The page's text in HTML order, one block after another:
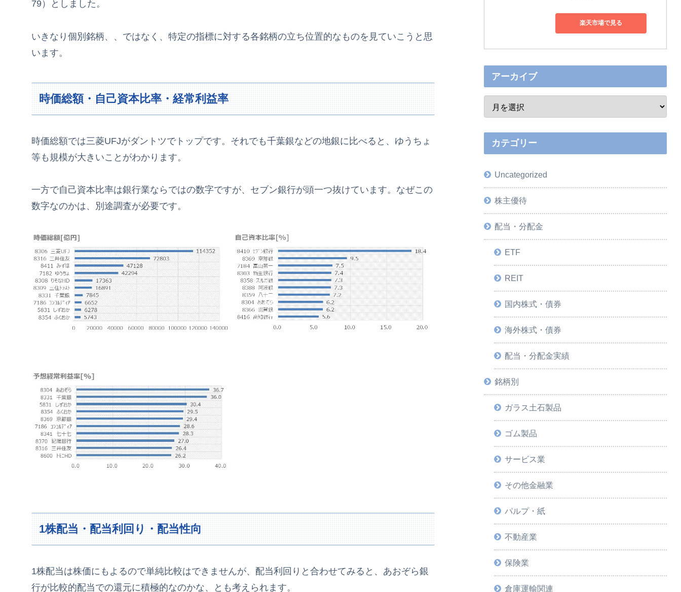
79）としました。
いきなり個別銘柄、、ではなく、特定の指標に対する各銘柄の立ち位置的なものを見ていこうと思
います。
時価総額・自己資本比率・経常利益率
時価総額では三菱UFJがダントツでトップです。それでも千葉銀などの地銀に比べると、ゆうちょ
等も規模が大きいことがわかります。
一方で自己資本比率は銀行業ならではの数字ですが、セブン銀行が頭一つ抜けています。なぜこの
数字なのかは、別途調査が必要です。
1株配当・配当利回り・配当性向
1株配当は株価にもよるので単純比較はできませんが、配当利回りと合わせてみると、あおぞら銀
行が比較的配当での還元に積極的なのかな、とも考えられます。
楽天市場で見る
アーカイブ
カテゴリー
Uncategorized
株主優待
配当・分配金
ETF
REIT
国内株式・債券
海外株式・債券
配当・分配金実績
銘柄別
ガラス土石製品
ゴム製品
サービス業
その他金融業
パルプ・紙
不動産業
保険業
倉庫運輸関連